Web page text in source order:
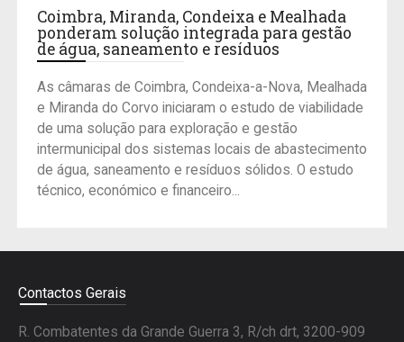
Coimbra, Miranda, Condeixa e Mealhada
ponderam solução integrada para gestão
de água, saneamento e resíduos
As câmaras de Coimbra, Condeixa-a-Nova, Mealhada
e Miranda do Corvo iniciaram o estudo de viabilidade
de uma solução para exploração e gestão
intermunicipal dos sistemas locais de abastecimento
de água, saneamento e resíduos sólidos. O estudo
técnico, económico e financeiro...
Contactos Gerais
R. Combatentes da Grande Guerra 3, R/ch drt, 3200-909